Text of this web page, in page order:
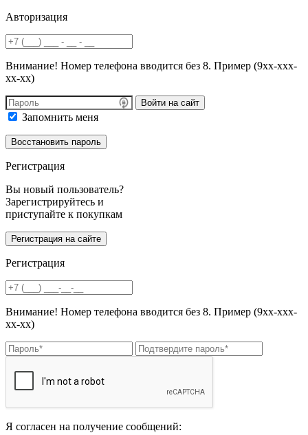
Авторизация
Внимание! Номер телефона вводится без 8. Пример (9хх-ххх-
хх-хх)
Войти на сайт
Запомнить меня
Регистрация
Вы новый пользователь?
Зарегистрируйтесь и
приступайте к покупкам
Регистрация
Внимание! Номер телефона вводится без 8. Пример (9хх-ххх-
хх-хх)
Я согласен на получение сообщений: